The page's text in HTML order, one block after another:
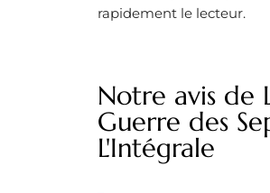
rapidement le lecteur.
Notre avis de
Guerre des
L'Intégrale